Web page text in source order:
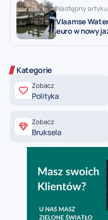
Następny
Vlaamse
euro w nowy
Kategorie
Zobacz
Polityka
Zobacz
Bruksela